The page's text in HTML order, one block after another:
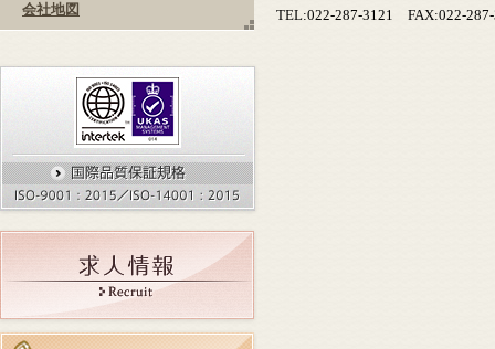
TEL:022-287-3121 FAX:022-
会社地図